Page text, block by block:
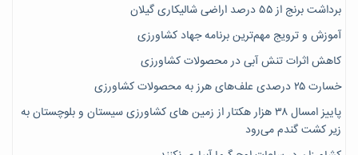
برداشت برنج از ۵۵ درصد اراضی شالیکاری گیلان
آموزش و ترویج مهم‌ترین برنامه جهاد کشاورزی
کاهش اثرات تنش آبی در محصولات کشاورزی
خسارت ۲۵ درصدی علف‌های هرز به محصولات کشاورزی
پاییز امسال ۳۸ هزار هکتار از زمین های کشاورزی سیستان و بلوچستان به
زیر کشت گندم می‌رود